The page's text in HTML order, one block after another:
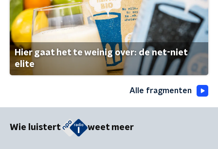
Hier gaat het te weinig over: de net-niet
elite
Alle fragmenten
Wie luistert weet meer